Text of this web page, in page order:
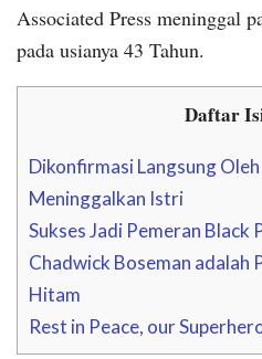
Associated Press meninggal
pada usianya 43 Tahun.
Daftar
Dikonfirmasi Langsung
Meninggalkan Istri
Sukses Jadi Pemeran Black
Chadwick Boseman adalah
Hitam
Rest in Peace, our